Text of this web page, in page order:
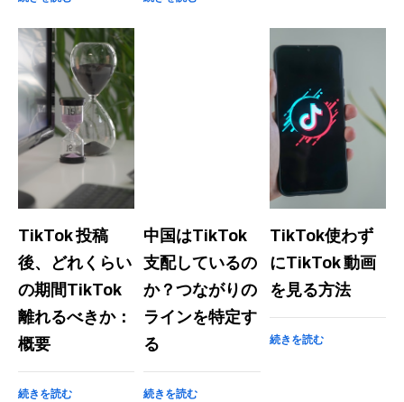
TikTok 投稿
後、どれくらい
の期間TikTok
離れるべきか：
概要
続きを読む
中国はTikTok
支配しているの
か？つながりの
ラインを特定す
る
続きを読む
TikTok使わず
にTikTok 動画
を見る方法
続きを読む